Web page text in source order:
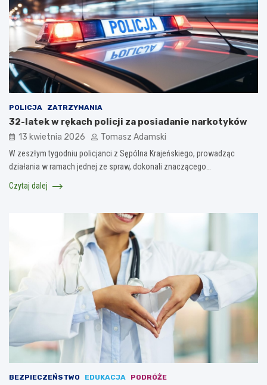
POLICJA ZATRZYMANIA
32-latek w rękach policji za posiadanie narkotyków
13 kwietnia 2026 Tomasz Adamski
W zeszłym tygodniu policjanci z Sępólna Krajeńskiego, prowadząc
działania w ramach jednej ze spraw, dokonali znaczącego…
Czytaj dalej
BEZPIECZEŃSTWO EDUKACJA PODRÓŻE